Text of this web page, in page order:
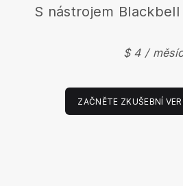
S nástrojem Blackbell
$ 4 /
ZAČNĚTE ZKUŠEBNÍ